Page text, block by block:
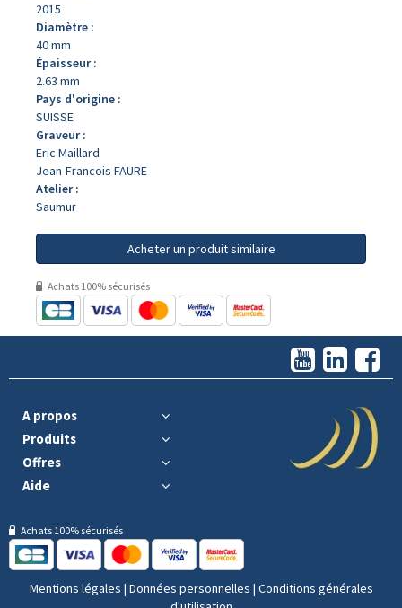
2015
Diamètre :
40 mm
Épaisseur :
2.63 mm
Pays d'origine :
SUISSE
Graveur :
Eric Maillard
Jean-Francois FAURE
Atelier :
Saumur
Acheter un produit similaire
Achats 100% sécurisés
A propos
Produits
Offres
Aide
Achats 100% sécurisés
Mentions légales | Données personnelles | Conditions générales